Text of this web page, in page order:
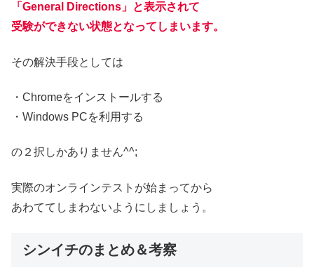
「General Directions」と表示されて
受験ができない状態となってしまいます。
その解決手段としては
・Chromeをインストールする
・Windows PCを利用する
の２択しかありません^^;
実際のオンラインテストが始まってから
あわててしまわないようにしましょう。
シンイチのまとめ＆考察